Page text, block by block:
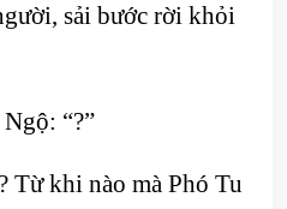
sải bước rời khỏi
“?”
Từ khi nào mà Phó Tu